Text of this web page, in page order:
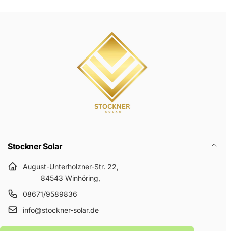
Stockner Solar
August-Unterholzner-Str. 22,
84543 Winhöring,
08671/9589836
info@stockner-solar.de